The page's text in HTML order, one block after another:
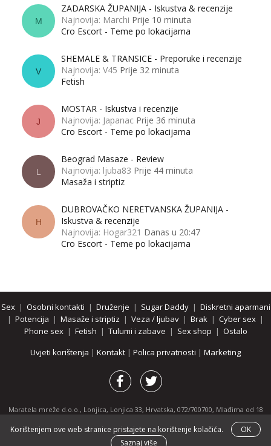
M
ZADARSKA ŽUPANIJA - Iskustva & recenzije
Najnovija: Marchi Prije 10 minuta
Cro Escort - Teme po lokacijama
V
SHEMALE & TRANSICE - Preporuke i recenzije
Najnovija: V45 Prije 32 minuta
Fetish
J
MOSTAR - Iskustva i recenzije
Najnovija: Japanac Prije 36 minuta
Cro Escort - Teme po lokacijama
L
Beograd Masaze - Review
Najnovija: ljuba83 Prije 44 minuta
Masaža i striptiz
H
DUBROVAČKO NERETVANSKA ŽUPANIJA -
Iskustva & recenzije
Najnovija: Hogar321 Danas u 20:47
Cro Escort - Teme po lokacijama
Sex| Osobni kontakti | Druženje | Sugar Daddy| Diskretni aparmani
| Potencija | Masaže i striptiz | Veza / ljubav | Brak | Cyber sex |
Phone sex| Fetish | Tulumi i zabave | Sex shop | Ostalo
Uvjeti korištenja | Kontakt | Polica privatnosti | Marketing
Maratela mreže d.o.o., Lonjica, Lonjica 33, Hrvatska, 072/700700, Mlađima od 18
godina zabranjeno je pregledavanje stranice i svih njenih dijelova.
Partnerski portali:osobnikontakti.com|hotline.hr|ThePornDude.com
Korištenjem ove web stranice pristajete na korištenje kolačića.
OK
Saznaj više